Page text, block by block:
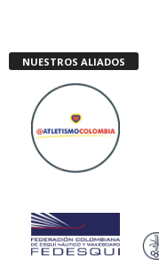
NUESTROS ALIADOS